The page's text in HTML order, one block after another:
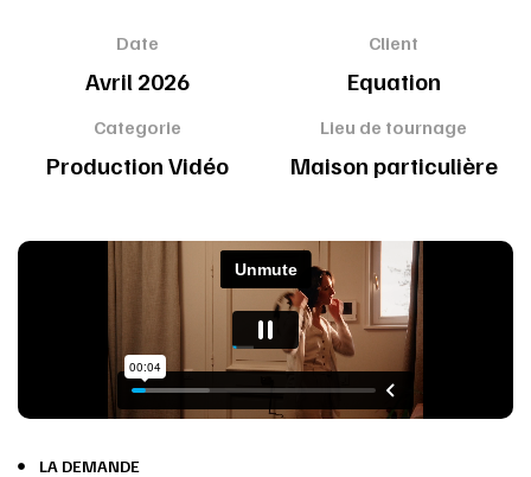
Date
Avril 2026
Client
Equation
Categorie
Production Vidéo
Lieu de tournage
Maison particulière
LA DEMANDE